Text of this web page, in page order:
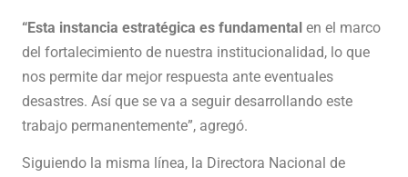
“Esta instancia estratégica es fundamental en el marco
del fortalecimiento de nuestra institucionalidad, lo que
nos permite dar mejor respuesta ante eventuales
desastres. Así que se va a seguir desarrollando este
trabajo permanentemente”, agregó.
Siguiendo la misma línea, la Directora Nacional de